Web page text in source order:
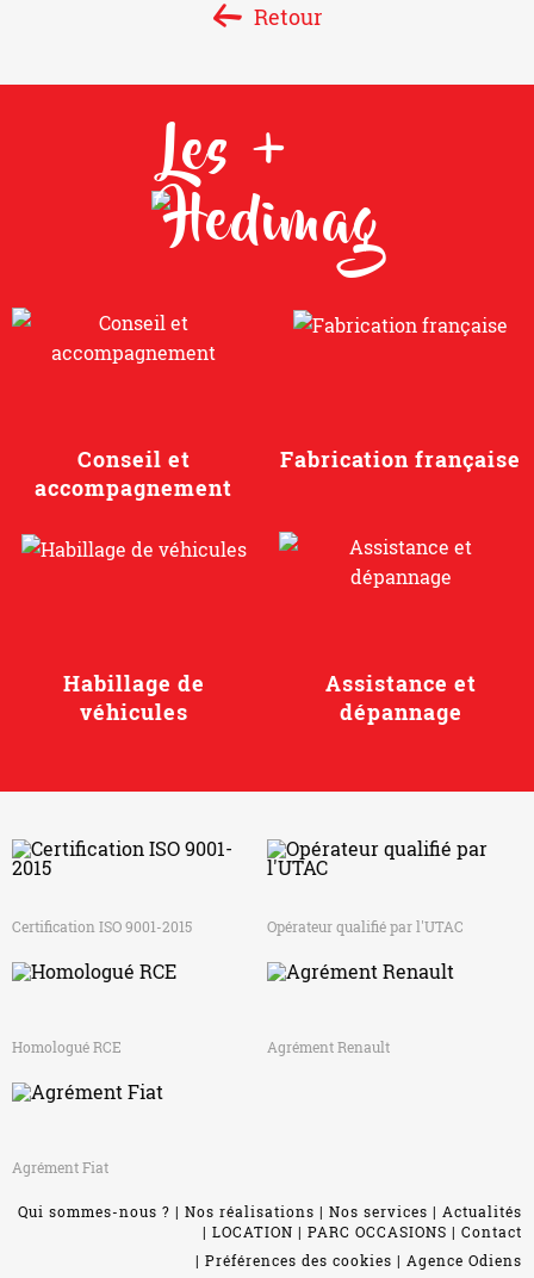
Retour
Les +
Conseil et
accompagnement
Fabrication française
Habillage de
véhicules
Assistance et
dépannage
Certification ISO 9001-2015 Opérateur qualifié par l'UTAC
Homologué RCE Agrément Renault
Agrément Fiat
Qui sommes-nous ? Nos réalisations Nos services
Actualités
LOCATION
PARC OCCASIONS
Contact
Préférences des cookies
Agence Odiens